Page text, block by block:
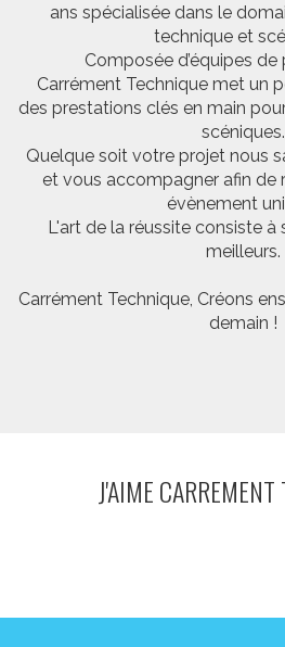
ans spécialisée dans le
technique et
Composée d’équipes de
Carrément Technique met un
des prestations clés en main
scéniques.
Quelque soit votre projet nous
et vous accompagner afin de
évènement
L'art de la réussite consiste à
meilleurs.
Carrément Technique, Créons
demain !
J'AIME